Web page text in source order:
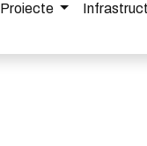
Proiecte